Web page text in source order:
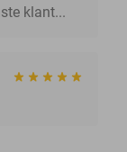
klant...